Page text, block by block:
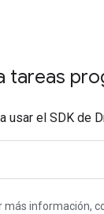
tareas
usar el SDK de
más información,